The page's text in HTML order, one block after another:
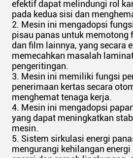
efektif dapat melindungi rol
pada kedua sisi dan
2. Mesin ini mengadopsi
pisau panas untuk memotong
dan film lainnya, yang secara
memecahkan masalah
pengeritingan.
3. Mesin ini memiliki fungsi
penerimaan kertas secara
menghemat tenaga kerja.
4. Mesin ini mengadopsi
yang dapat meningkatkan
mesin.
5. Sistem sirkulasi energi
mengurangi kehilangan